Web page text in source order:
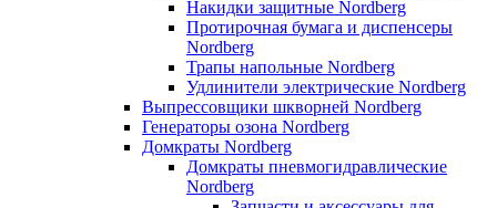
Накидки защитные Nordberg
Протирочная бумага и диспенсеры
Nordberg
Трапы напольные Nordberg
Удлинители электрические Nordberg
Выпрессовщики шкворней Nordberg
Генераторы озона Nordberg
Домкраты Nordberg
Домкраты пневмогидравлические
Nordberg